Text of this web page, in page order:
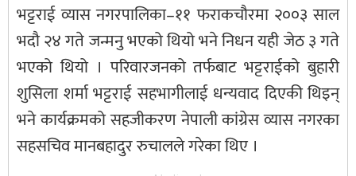
भट्टराई व्यास नगरपालिका–११ फराकचौरमा २००३ साल
भदौ २४ गते जन्मनु भएको थियो भने निधन यही जेठ ३ गते
भएको थियो । परिवारजनको तर्फबाट भट्टराईको बुहारी
शुसिला शर्मा भट्टराई सहभागीलाई धन्यवाद दिएकी थिइन्
भने कार्यक्रमको सहजीकरण नेपाली कांग्रेस व्यास नगरका
सहसचिव मानबहादुर रुचालले गरेका थिए ।